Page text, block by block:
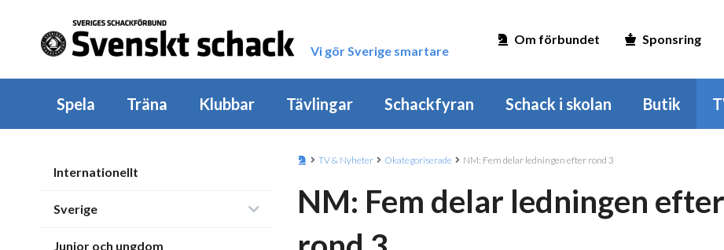
Vi gör Sverige smartare
Om förbundet Sponsring
Spela Träna Klubbar Tävlingar Schackfyran Schack i skolan Butik
Internationellt
Sverige
Junior och ungdom
TV & Nyheter Okategoriserade NM: Fem delar ledningen efter rond 3
NM: Fem delar ledningen efter